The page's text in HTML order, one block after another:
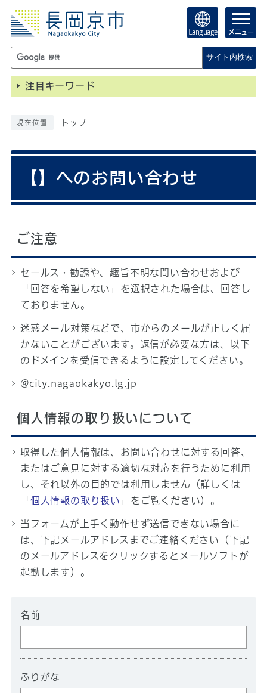
Language メニュー
サイト内検索
注目キーワード
現在位置 トップ
【】へのお問い合わせ
ご注意
セールス・勧誘や、趣旨不明な問い合わせおよび
「回答を希望しない」を選択された場合は、回答し
ておりません。
迷惑メール対策などで、市からのメールが正しく届
かないことがございます。返信が必要な方は、以下
のドメインを受信できるように設定してください。
@city.nagaokakyo.lg.jp
個人情報の取り扱いについて
取得した個人情報は、お問い合わせに対する回答、
またはご意見に対する適切な対応を行うために利用
し、それ以外の目的では利用しません（詳しくは
「 個人情報の取り扱い 」をご覧ください）。
当フォームが上手く動作せず送信できない場合に
は、下記メールアドレスまでご連絡ください（下記
のメールアドレスをクリックするとメールソフトが
起動します）。
名前
ふりがな